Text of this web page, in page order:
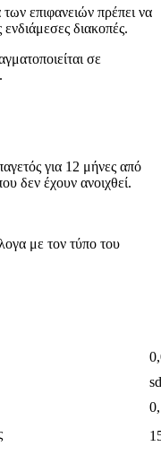
επιφανειών πρέπει να
διακοπές.
σε
για 12 μήνες από
δεν έχουν ανοιχθεί.
με τον τύπο του